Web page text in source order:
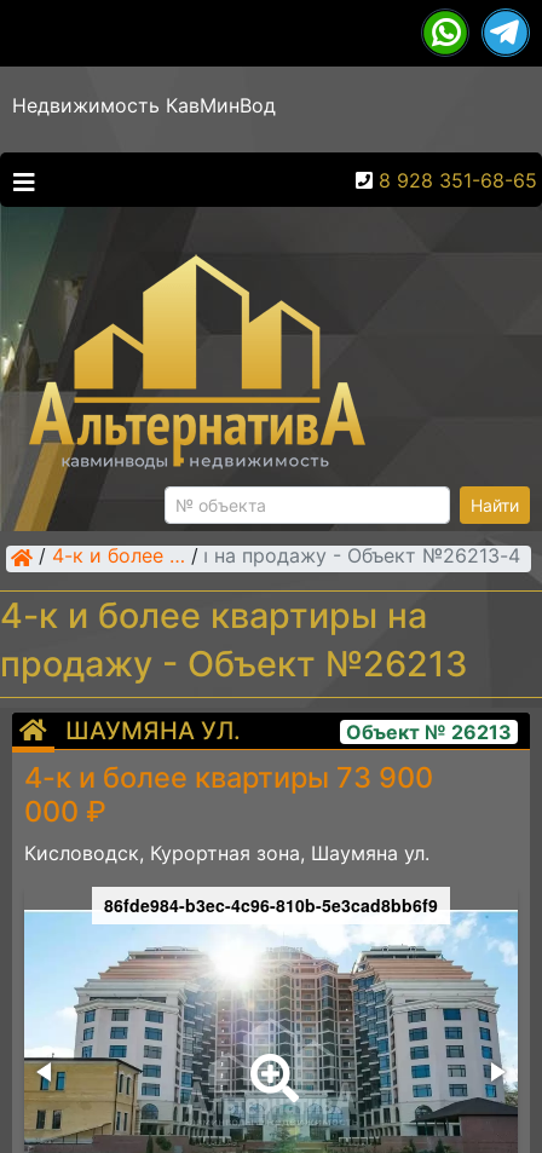
Недвижимость КавМинВод
8 928 351-68-65
Найти
/ 4-к и более квартиры / 4-к и более квартиры на продажу - Объект №26213
4-к и более квартиры на
продажу - Объект №26213
ШАУМЯНА УЛ. Объект № 26213
4-к и более квартиры 73 900
000 ₽
Кисловодск, Курортная зона, Шаумяна ул.
86fde984-b3ec-4c96-810b-5e3cad8bb6f9